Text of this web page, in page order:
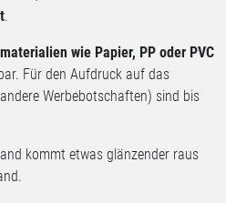
.
wie Papier, PP oder PVC
Für den Aufdruck auf das
Werbebotschaften) sind bis
kommt etwas glänzender raus